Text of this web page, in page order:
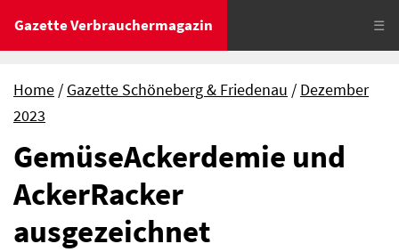
Gazette Verbrauchermagazin ☰
Home Gazette Schöneberg & Friedenau
Dezember
2023
GemüseAckerdemie und
AckerRacker
ausgezeichnet